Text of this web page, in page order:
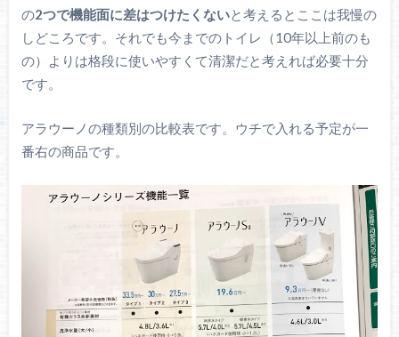
の2つで機能面に差はつけたくないと考えるとここは我慢の
しどころです。それでも今までのトイレ（10年以上前のも
の）よりは格段に使いやすくて清潔だと考えれば必要十分
です。
アラウーノの種類別の比較表です。ウチで入れる予定が一
番右の商品です。